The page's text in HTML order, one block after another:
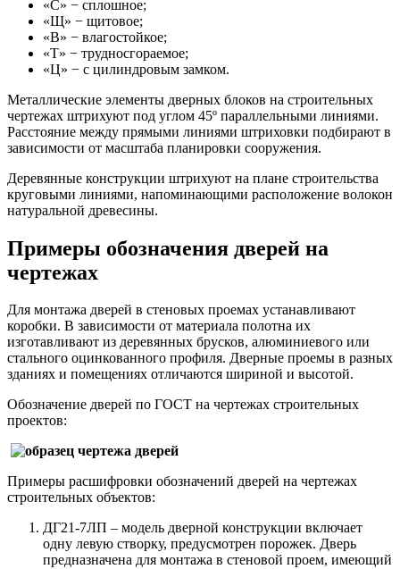
«С» − сплошное;
«Щ» − щитовое;
«В» − влагостойкое;
«Т» − трудносгораемое;
«Ц» − с цилиндровым замком.
Металлические элементы дверных блоков на строительных
чертежах штрихуют под углом 45º параллельными линиями.
Расстояние между прямыми линиями штриховки подбирают в
зависимости от масштаба планировки сооружения.
Деревянные конструкции штрихуют на плане строительства
круговыми линиями, напоминающими расположение волокон
натуральной древесины.
Примеры обозначения дверей на
чертежах
Для монтажа дверей в стеновых проемах устанавливают
коробки. В зависимости от материала полотна их
изготавливают из деревянных брусков, алюминиевого или
стального оцинкованного профиля. Дверные проемы в разных
зданиях и помещениях отличаются шириной и высотой.
Обозначение дверей по ГОСТ на чертежах строительных
проектов:
Примеры расшифровки обозначений дверей на чертежах
строительных объектов:
ДГ21-7ЛП – модель дверной конструкции включает
одну левую створку, предусмотрен порожек. Дверь
предназначена для монтажа в стеновой проем, имеющий